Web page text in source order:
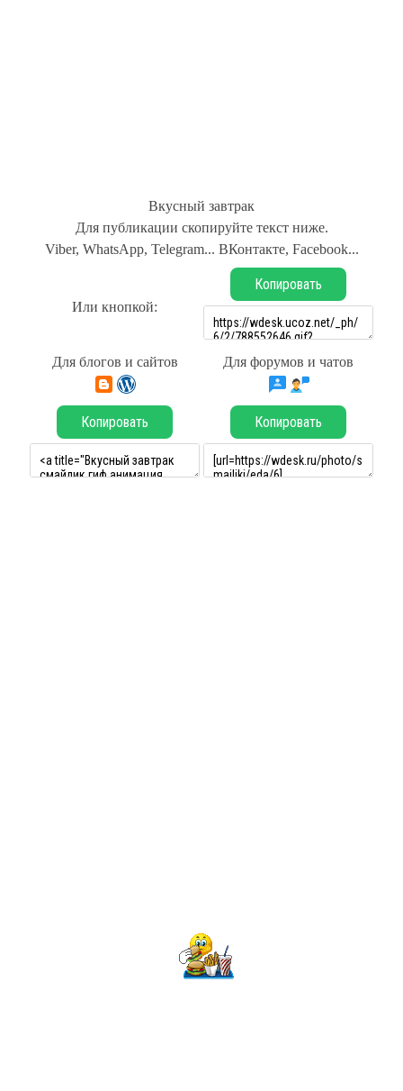
Вкусный завтрак
Для публикации скопируйте текст ниже.
Viber, WhatsApp, Telegram... ВКонтакте, Facebook...
Или кнопкой:
Копировать
Для блогов и сайтов Для форумов и чатов
Копировать Копировать